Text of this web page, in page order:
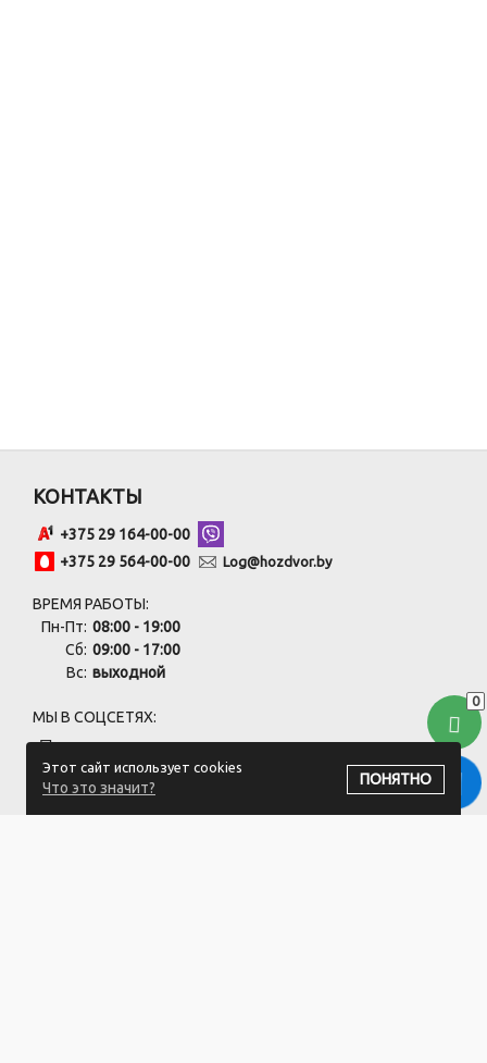
0
Этот сайт использует cookies
Что это значит?
ПОНЯТНО
КОНТАКТЫ
+375 29 164-00-00
+375 29 564-00-00
Log@hozdvor.by
ВРЕМЯ РАБОТЫ:
Пн-Пт: 08:00 - 19:00
Сб: 09:00 - 17:00
Вс: выходной
МЫ В СОЦСЕТЯХ:
ПОДПИСАТЬСЯ НА РАССЫЛКУ